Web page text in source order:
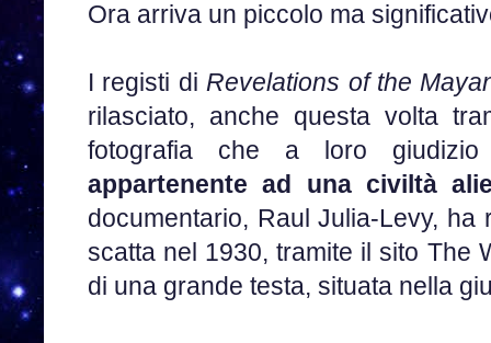
Ora arriva un piccolo ma
I registi diRevelations of the
rilasciato, anche questa volta
fotografia che a loro
appartenente ad una civiltà
documentario, Raul Julia-Levy,
scatta nel 1930, tramite il sito The
di una grande testa, situata nella